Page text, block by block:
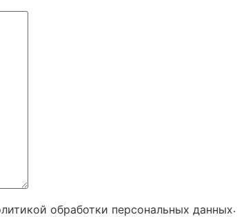
обработки персональных данных.